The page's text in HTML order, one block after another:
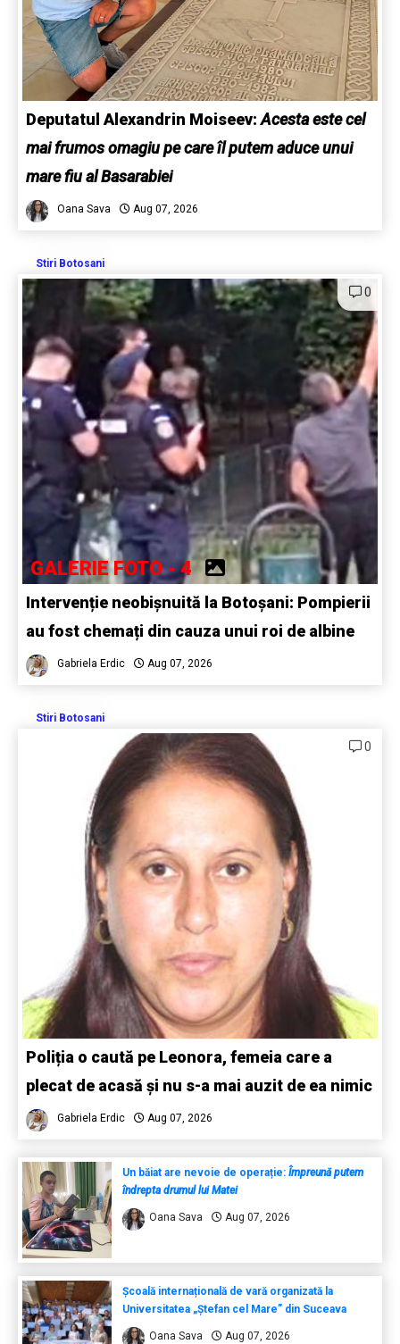
Deputatul Alexandrin Moiseev:Acesta este cel
mai frumos omagiu pe care îl putem aduce unui
mare fiu al Basarabiei
Oana Sava Aug 07, 2026
Stiri Botosani
0
GALERIE FOTO - 4
Intervenție neobișnuită la Botoșani: Pompierii
au fost chemați din cauza unui roi de albine
Gabriela Erdic Aug 07, 2026
Stiri Botosani
0
Poliția o caută pe Leonora, femeia care a
plecat de acasă și nu s-a mai auzit de ea nimic
Gabriela Erdic Aug 07, 2026
Un băiat are nevoie de operație: Împreună putem
îndrepta drumul lui Matei
Oana Sava Aug 07, 2026
Școală internațională de vară organizată la
Universitatea „Ștefan cel Mare” din Suceava
Oana Sava Aug 07, 2026